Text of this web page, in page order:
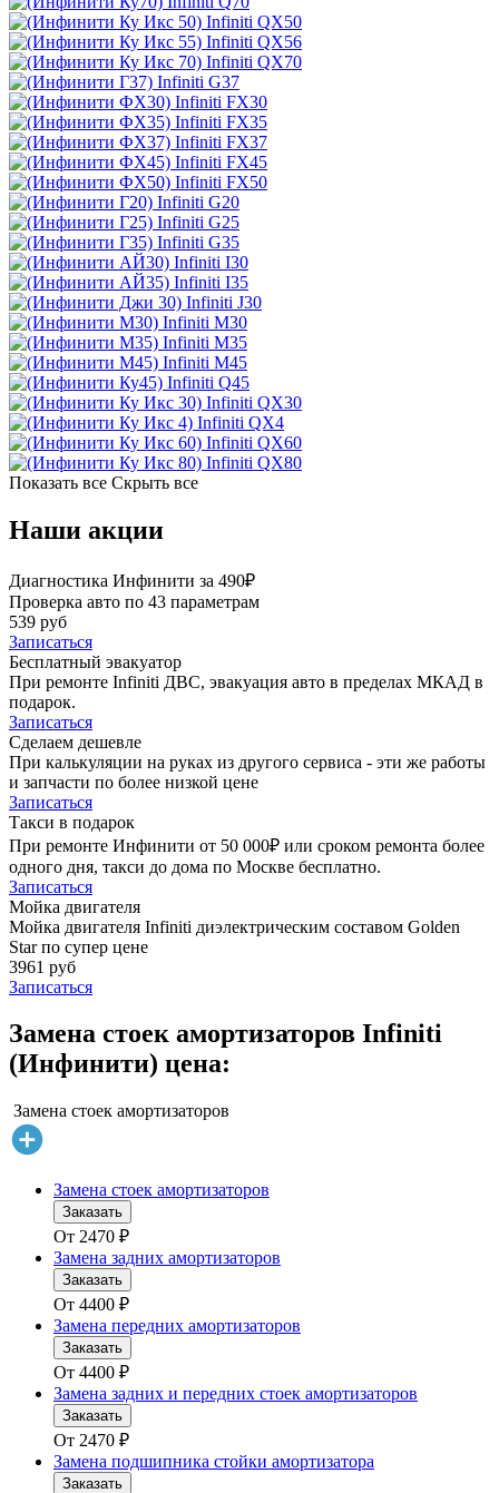
Infiniti QX50
Infiniti QX56
Infiniti QX70
Infiniti G37
Infiniti FX30
Infiniti FX35
Infiniti FX37
Infiniti FX45
Infiniti FX50
Infiniti G20
Infiniti G25
Infiniti G35
Infiniti I30
Infiniti I35
Infiniti J30
Infiniti M30
Infiniti M35
Infiniti M45
Infiniti Q45
Infiniti QX30
Infiniti QX4
Infiniti QX60
Infiniti QX80
Показать все Скрыть все
Наши акции
Диагностика Инфинити за 490₽
Проверка авто по 43 параметрам
539 руб
Записаться
Бесплатный эвакуатор
При ремонте Infiniti ДВС, эвакуация авто в пределах МКАД в
подарок.
Записаться
Сделаем дешевле
При калькуляции на руках из другого сервиса - эти же работы
и запчасти по более низкой цене
Записаться
Такси в подарок
При ремонте Инфинити от 50 000₽ или сроком ремонта более
одного дня, такси до дома по Москве бесплатно.
Записаться
Мойка двигателя
Мойка двигателя Infiniti диэлектрическим составом Golden
Star по супер цене
3961 руб
Записаться
Замена стоек амортизаторов Infiniti
(Инфинити) цена:
Замена стоек амортизаторов
Замена стоек амортизаторов
Заказать
От 2470 ₽
Замена задних амортизаторов
Заказать
От 4400 ₽
Замена передних амортизаторов
Заказать
От 4400 ₽
Замена задних и передних стоек амортизаторов
Заказать
От 2470 ₽
Замена подшипника стойки амортизатора
Заказать